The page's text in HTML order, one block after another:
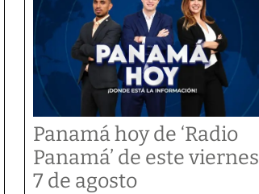
Panamá hoy de ‘Radio
Panamá’ de este viernes
7 de agosto